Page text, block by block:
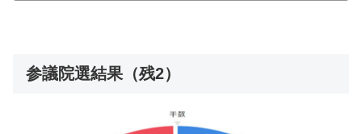
参議院選結果（残2）